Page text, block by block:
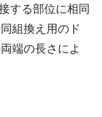
する部位に相同
組換え用のド
端の長さによ